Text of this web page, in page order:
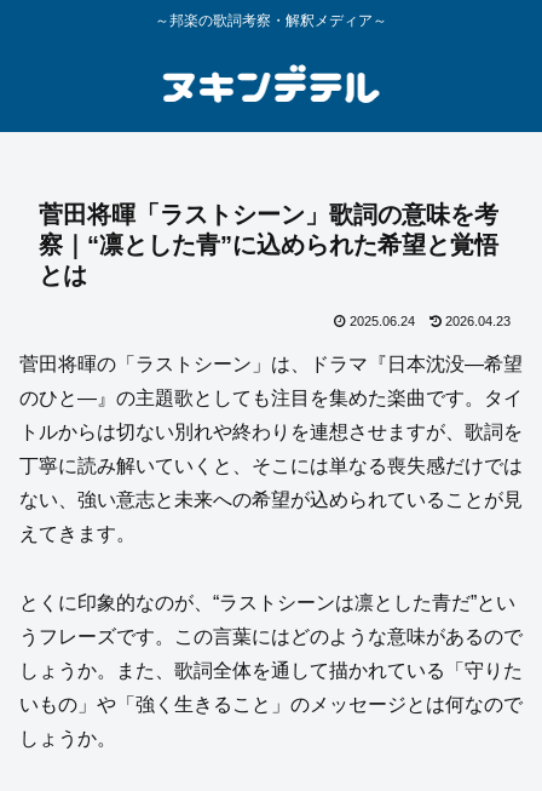
～邦楽の歌詞考察・解釈メディア～
菅田将暉「ラストシーン」歌詞の意味を考
察｜“凛とした青”に込められた希望と覚悟
とは
2025.06.24 2026.04.23
菅田将暉の「ラストシーン」は、ドラマ『日本沈没―希望
のひと―』の主題歌としても注目を集めた楽曲です。タイ
トルからは切ない別れや終わりを連想させますが、歌詞を
丁寧に読み解いていくと、そこには単なる喪失感だけでは
ない、強い意志と未来への希望が込められていることが見
えてきます。
とくに印象的なのが、“ラストシーンは凛とした青だ”とい
うフレーズです。この言葉にはどのような意味があるので
しょうか。また、歌詞全体を通して描かれている「守りた
いもの」や「強く生きること」のメッセージとは何なので
しょうか。